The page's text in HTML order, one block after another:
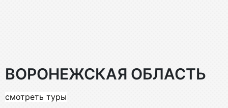
ВОРОНЕЖСКАЯ ОБЛАСТЬ
смотреть туры